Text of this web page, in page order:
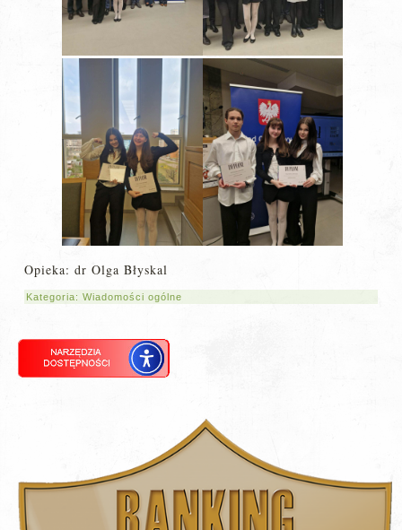
Opieka: dr Olga Błyskal
Kategoria:Wiadomości ogólne